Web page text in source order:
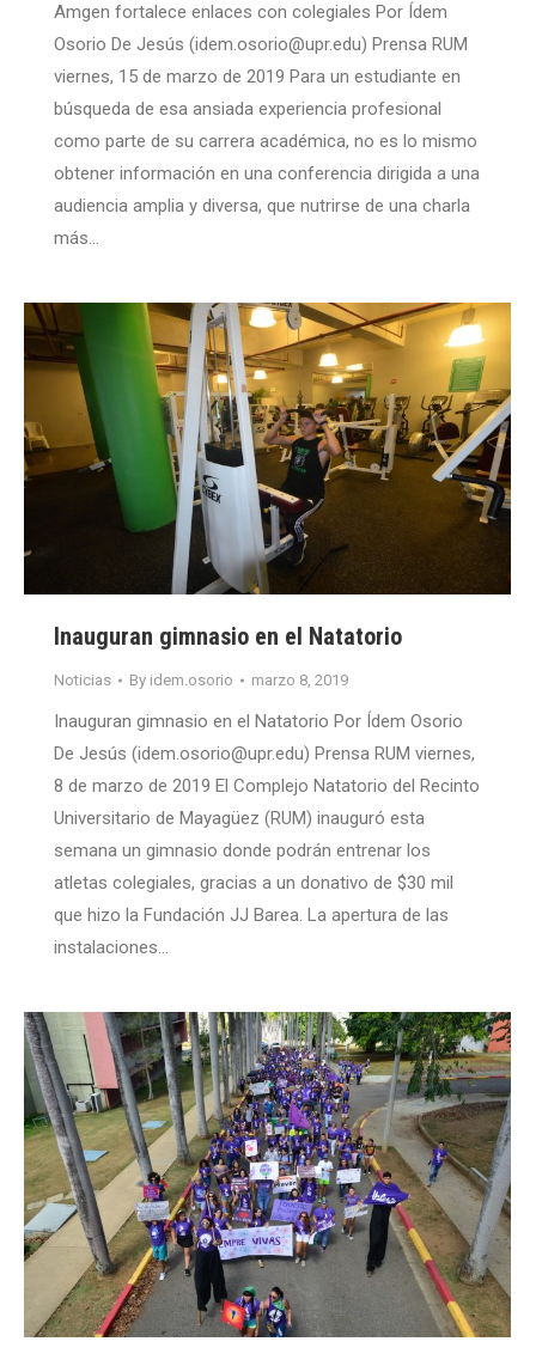
Amgen fortalece enlaces con colegiales Por Ídem
Osorio De Jesús (idem.osorio@upr.edu) Prensa RUM
viernes, 15 de marzo de 2019 Para un estudiante en
búsqueda de esa ansiada experiencia profesional
como parte de su carrera académica, no es lo mismo
obtener información en una conferencia dirigida a una
audiencia amplia y diversa, que nutrirse de una charla
más…
Inauguran gimnasio en el Natatorio
Noticias By idem.osorio marzo 8, 2019
Inauguran gimnasio en el Natatorio Por Ídem Osorio
De Jesús (idem.osorio@upr.edu) Prensa RUM viernes,
8 de marzo de 2019 El Complejo Natatorio del Recinto
Universitario de Mayagüez (RUM) inauguró esta
semana un gimnasio donde podrán entrenar los
atletas colegiales, gracias a un donativo de $30 mil
que hizo la Fundación JJ Barea. La apertura de las
instalaciones…